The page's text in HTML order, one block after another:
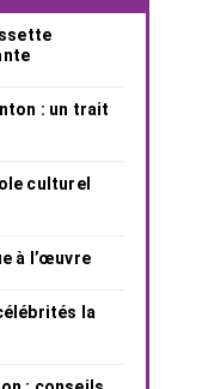
: un trait
culturel
à l’œuvre
la